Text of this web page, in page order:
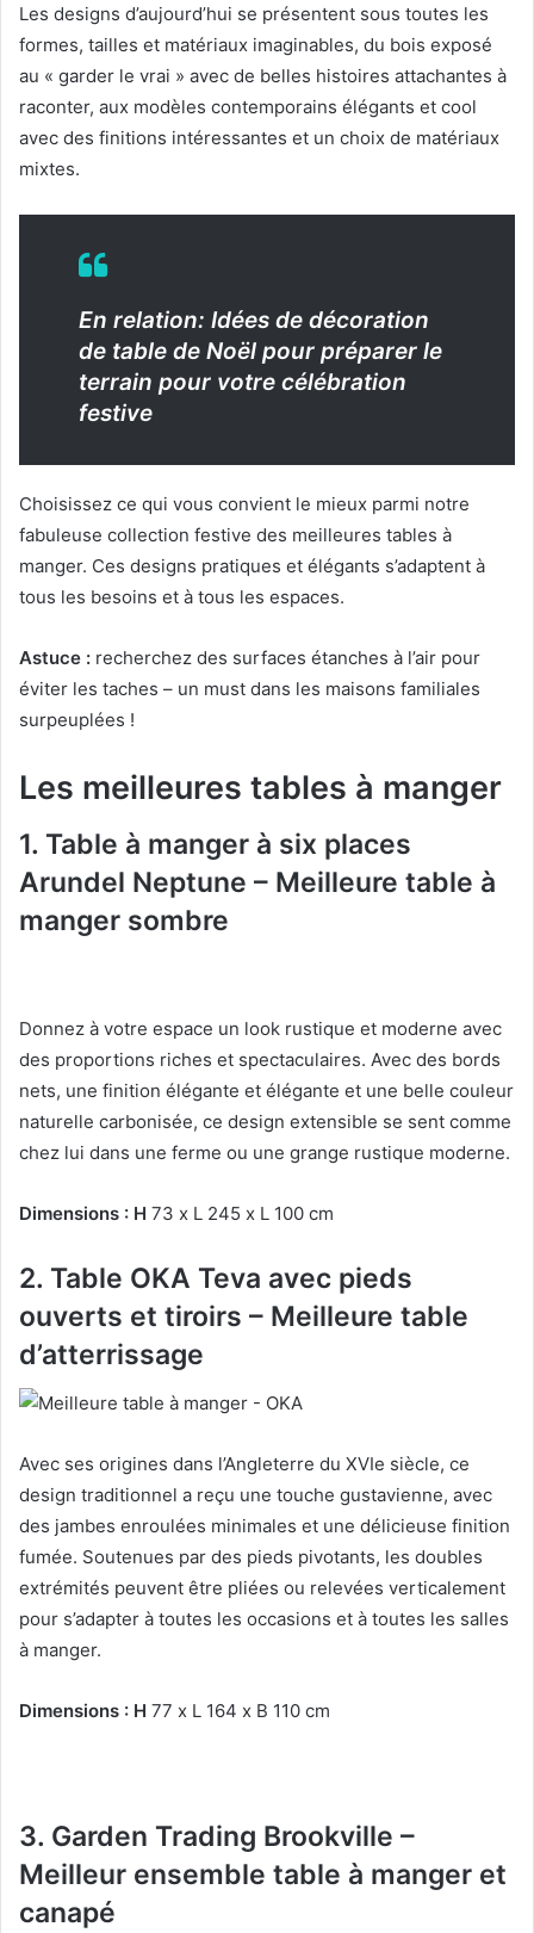
Les designs d’aujourd’hui se présentent sous toutes les
formes, tailles et matériaux imaginables, du bois exposé
au « garder le vrai » avec de belles histoires attachantes à
raconter, aux modèles contemporains élégants et cool
avec des finitions intéressantes et un choix de matériaux
mixtes.
En relation: Idées de décoration
de table de Noël pour préparer le
terrain pour votre célébration
festive
Choisissez ce qui vous convient le mieux parmi notre
fabuleuse collection festive des meilleures tables à
manger. Ces designs pratiques et élégants s’adaptent à
tous les besoins et à tous les espaces.
Astuce : recherchez des surfaces étanches à l’air pour
éviter les taches – un must dans les maisons familiales
surpeuplées !
Les meilleures tables à manger
1. Table à manger à six places
Arundel Neptune – Meilleure table à
manger sombre
Donnez à votre espace un look rustique et moderne avec
des proportions riches et spectaculaires. Avec des bords
nets, une finition élégante et élégante et une belle couleur
naturelle carbonisée, ce design extensible se sent comme
chez lui dans une ferme ou une grange rustique moderne.
Dimensions : H 73 x L 245 x L 100 cm
2. Table OKA Teva avec pieds
ouverts et tiroirs – Meilleure table
d’atterrissage
Avec ses origines dans l’Angleterre du XVIe siècle, ce
design traditionnel a reçu une touche gustavienne, avec
des jambes enroulées minimales et une délicieuse finition
fumée. Soutenues par des pieds pivotants, les doubles
extrémités peuvent être pliées ou relevées verticalement
pour s’adapter à toutes les occasions et à toutes les salles
à manger.
Dimensions : H 77 x L 164 x B 110 cm
3. Garden Trading Brookville –
Meilleur ensemble table à manger et
canapé